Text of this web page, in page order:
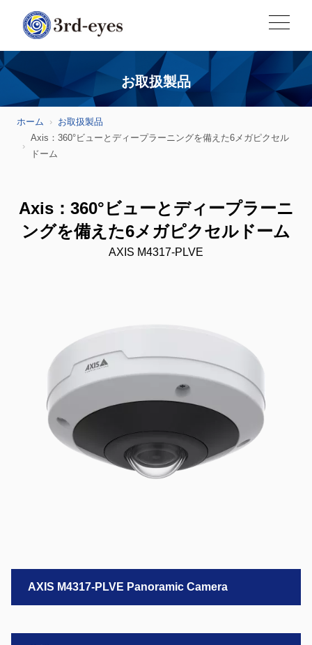
お取扱製品
ホーム
お取扱製品
Axis：360°ビューとディープラーニングを備えた6メガピクセル
ドーム
Axis：360°ビューとディープラーニ
ングを備えた6メガピクセルドーム
AXIS M4317-PLVE
AXIS M4317-PLVE Panoramic Camera